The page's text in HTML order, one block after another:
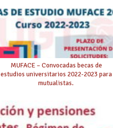
MUFACE – Convocadas becas de
estudios universitarios 2022-2023 para
mutualistas.